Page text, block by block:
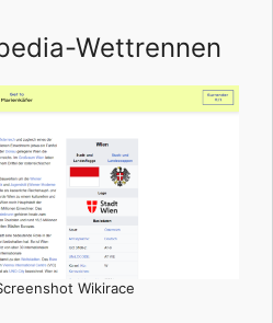
Wettrennen
Wikirace